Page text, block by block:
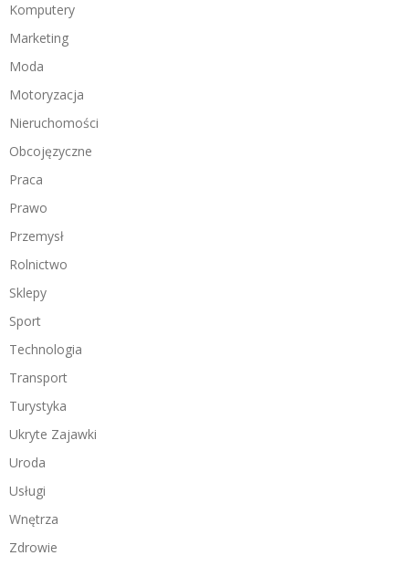
Komputery
Marketing
Moda
Motoryzacja
Nieruchomości
Obcojęzyczne
Praca
Prawo
Przemysł
Rolnictwo
Sklepy
Sport
Technologia
Transport
Turystyka
Ukryte Zajawki
Uroda
Usługi
Wnętrza
Zdrowie